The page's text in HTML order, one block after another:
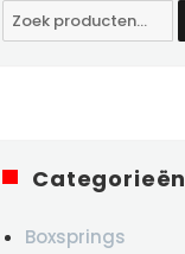
Zoeken
naar:
Categorieën
Boxsprings